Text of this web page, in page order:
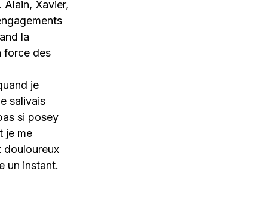
Alain, Xavier,
la
force des
je
salivais
si posey
je me
douloureux
un instant.